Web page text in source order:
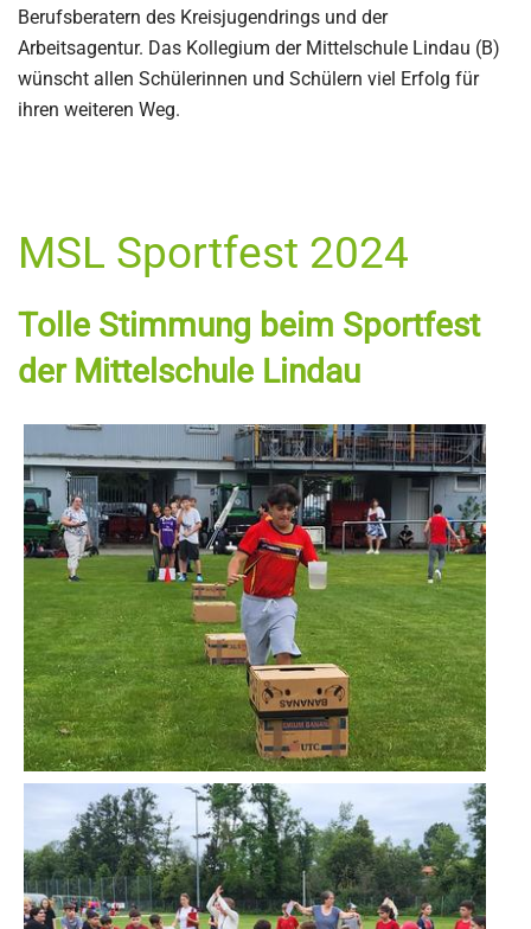
Berufsberatern des Kreisjugendrings und der
Arbeitsagentur. Das Kollegium der Mittelschule Lindau (B)
wünscht allen Schülerinnen und Schülern viel Erfolg für
ihren weiteren Weg.
MSL Sportfest 2024
Tolle Stimmung beim Sportfest
der Mittelschule Lindau